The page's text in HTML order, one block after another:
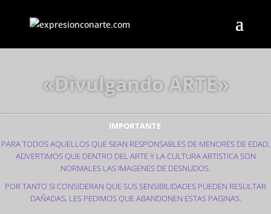
«Divulgando ARTE»
IMPORTANTE
PARA TODOS AQUELLOS QUE SEAN RESPONSABLES DE MENORES DE EDAD,
ADVERTIMOS QUE DENTRO DEL ARTE Y LA CULTURA ARTISTICA SON
NORMALES LAS IMAGENES DE DESNUDOS.
POR TANTO SI CONSIDERAN QUE SUS SENSIBILIDADES PUEDEN RESULTAR
DAÑADAS, LES PEDIMOS QUE ABANDONEN ESTAS PAGINAS.